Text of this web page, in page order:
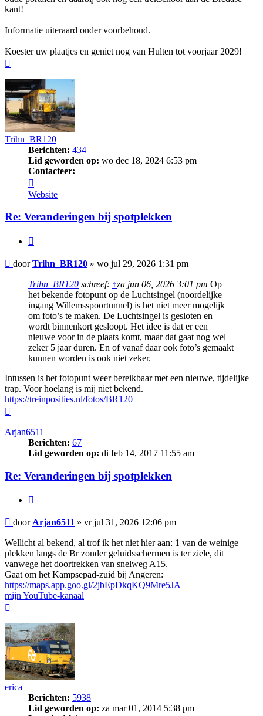
kant!
Informatie uiteraard onder voorbehoud.
Koester uw plaatjes en geniet nog van Hulten tot voorjaar 2029!
Trihn_BR120
Berichten: 434
Lid geworden op: wo dec 18, 2024 6:53 pm
Contacteer:
Trihn_BR120
Website
Re: Veranderingen bij spotplekken
Bericht
doorTrihn_BR120 » wo jul 29, 2026 1:31 pm
Trihn_BR120 schreef: ↑za jun 06, 2026 3:01 pm Op
het bekende fotopunt op de Luchtsingel (noordelijke
ingang Willemsspoortunnel) is het niet meer mogelijk
om foto’s te maken. De Luchtsingel is gesloten en
wordt binnenkort gesloopt. Het idee is dat er een
nieuwe voor in de plaats komt, maar dat gaat nog wel
zeker 5 jaar duren. En of vanaf daar ook foto’s gemaakt
kunnen worden is ook niet zeker.
Intussen is het fotopunt weer bereikbaar met een nieuwe, tijdelijke
trap. Voor hoelang is mij niet bekend.
https://treinposities.nl/fotos/BR120
Arjan6511
Berichten: 67
Lid geworden op: di feb 14, 2017 11:55 am
Re: Veranderingen bij spotplekken
Bericht
doorArjan6511 » vr jul 31, 2026 12:06 pm
Wellicht al bekend, al trof ik het niet hier aan: 1 van de weinige
plekken langs de Br zonder geluidsschermen is ter ziele, dit
vanwege het doortrekken van snelweg A15.
Gaat om het Kampsepad-zuid bij Angeren:
https://maps.app.goo.gl/2jbEpDkqKQ9Mre5JA
mijn YouTube-kanaal
erica
Berichten: 5938
Lid geworden op: za mar 01, 2014 5:38 pm